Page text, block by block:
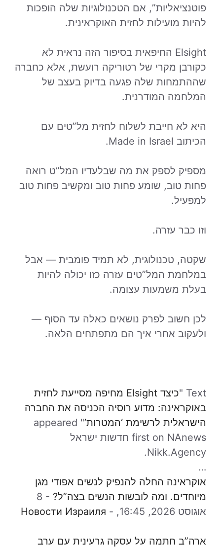
פוטנציאליות”, אם הטכנולוגיות שלה הופכות
להיות מועילות לחזית האוקראינית.
Elsight החיפאית בסיפור הזה נראית לא
כקורבן מקרי של רטוריקה רועשת, אלא כחברה
שההתמחות שלה פגעה בדיוק בעצב של
המלחמה המודרנית.
היא לא חייבת לשלוח לחזית מל”טים עם
הכיתוב Made in Israel.
מספיק לספק את מה שבלעדיו המל”ט רואה
פחות טוב, שומע פחות טוב ומקשיב פחות טוב
למפעיל.
וזו כבר עזרה.
שקטה, טכנולוגית, לא תמיד פומבית — אבל
במלחמת המל”טים עזרה כזו יכולה להיות
בעלת משמעות עצומה.
לכן חשוב לפרק נושאים כאלה עד הסוף —
ולעקוב אחרי איך הם מתפתחים הלאה.
Text "
כיצד Elsight מחיפה מסייעת לחזית
באוקראינה: מדוע רוסיה הכניסה את החברה
הישראלית לרשימת ‘המטרות’
" appeared
first on NAnews חדשות ישראל
Nikk.Agency.
…
אוקראינה החלה להנפיק לנשים אפודי מגן
מיוחדים. ומה לובשות הנשים בצה”ל? -
8
אוגוסט 2026, 16:45,
-
Новости Израиля
ארה”ב חתמה על עסקה גרעינית עם ערב